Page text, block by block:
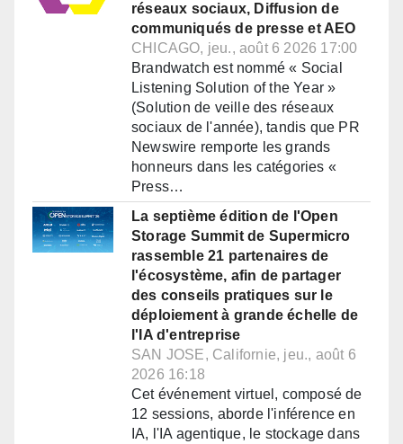
réseaux sociaux, Diffusion de
communiqués de presse et AEO
CHICAGO, jeu., août 6 2026 17:00
Brandwatch est nommé « Social
Listening Solution of the Year »
(Solution de veille des réseaux
sociaux de l'année), tandis que PR
Newswire remporte les grands
honneurs dans les catégories «
Press…
La septième édition de l'Open
Storage Summit de Supermicro
rassemble 21 partenaires de
l'écosystème, afin de partager
des conseils pratiques sur le
déploiement à grande échelle de
l'IA d'entreprise
SAN JOSE, Californie, jeu., août 6
2026 16:18
Cet événement virtuel, composé de
12 sessions, aborde l'inférence en
IA, l'IA agentique, le stockage dans